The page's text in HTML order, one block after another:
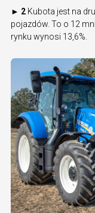
► 2 Kubota jest na
pojazdów. To o 12
rynku wynosi 13,6%.